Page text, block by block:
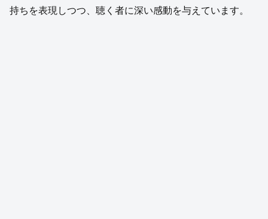
持ちを表現しつつ、聴く者に深い感動を与えています。